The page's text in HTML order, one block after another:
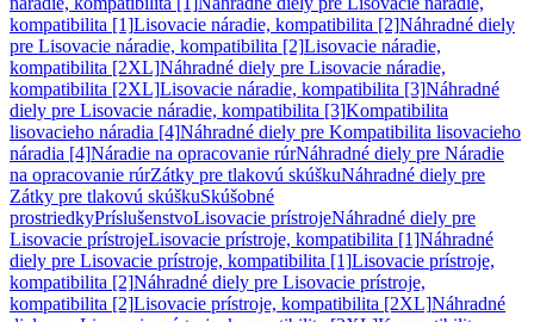
kompatibilita [1]Lisovacie náradie, kompatibilita [2]Náhradné diely
pre Lisovacie náradie, kompatibilita [2]Lisovacie náradie,
kompatibilita [2XL]Náhradné diely pre Lisovacie náradie,
kompatibilita [2XL]Lisovacie náradie, kompatibilita [3]Náhradné
diely pre Lisovacie náradie, kompatibilita [3]Kompatibilita
lisovacieho náradia [4]Náhradné diely pre Kompatibilita lisovacieho
náradia [4]Náradie na opracovanie rúrNáhradné diely pre Náradie
na opracovanie rúrZátky pre tlakovú skúškuNáhradné diely pre
Zátky pre tlakovú skúškuSkúšobné
prostriedkyPríslušenstvoLisovacie prístrojeNáhradné diely pre
Lisovacie prístrojeLisovacie prístroje, kompatibilita [1]Náhradné
diely pre Lisovacie prístroje, kompatibilita [1]Lisovacie prístroje,
kompatibilita [2]Náhradné diely pre Lisovacie prístroje,
kompatibilita [2]Lisovacie prístroje, kompatibilita [2XL]Náhradné